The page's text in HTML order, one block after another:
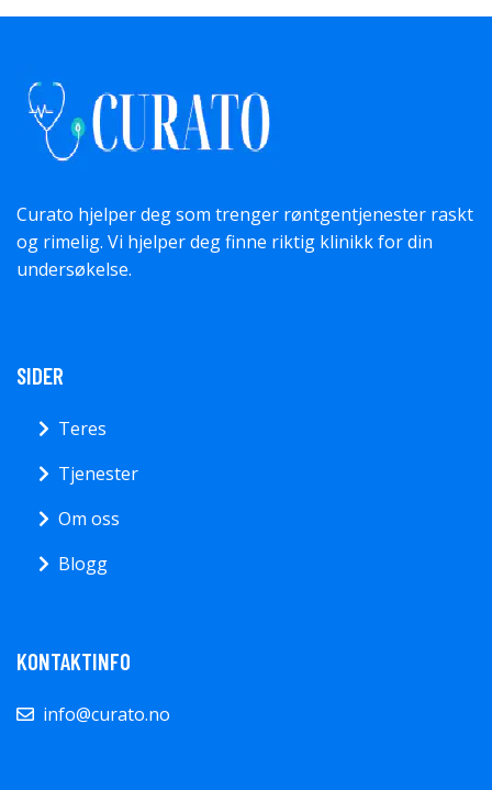
Curato hjelper deg som trenger røntgentjenester raskt
og rimelig. Vi hjelper deg finne riktig klinikk for din
undersøkelse.
SIDER
Teres
Tjenester
Om oss
Blogg
KONTAKTINFO
info@curato.no